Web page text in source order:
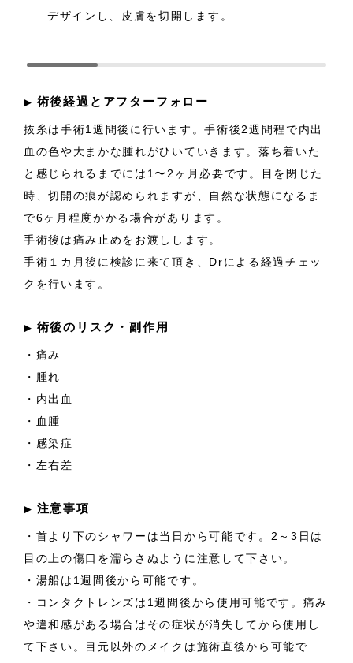
デザインし、皮膚を切開します。
▶︎ 術後経過とアフターフォロー
抜糸は手術1週間後に行います。手術後2週間程で内出
血の色や大まかな腫れがひいていきます。落ち着いた
と感じられるまでには1〜2ヶ月必要です。目を閉じた
時、切開の痕が認められますが、自然な状態になるま
で6ヶ月程度かかる場合があります。
手術後は痛み止めをお渡しします。
手術１カ月後に検診に来て頂き、Drによる経過チェッ
クを行います。
▶︎ 術後のリスク・副作用
・痛み
・腫れ
・内出血
・血腫
・感染症
・左右差
▶︎ 注意事項
・首より下のシャワーは当日から可能です。2～3日は
目の上の傷口を濡らさぬように注意して下さい。
・湯船は1週間後から可能です。
・コンタクトレンズは1週間後から使用可能です。痛み
や違和感がある場合はその症状が消失してから使用し
て下さい。目元以外のメイクは施術直後から可能で